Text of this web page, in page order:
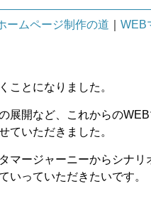
ームページ制作の道 WEB
ことになりました。
開など、これからの
ていただきました。
ージャーニーからシナ
いっていただきたいです。